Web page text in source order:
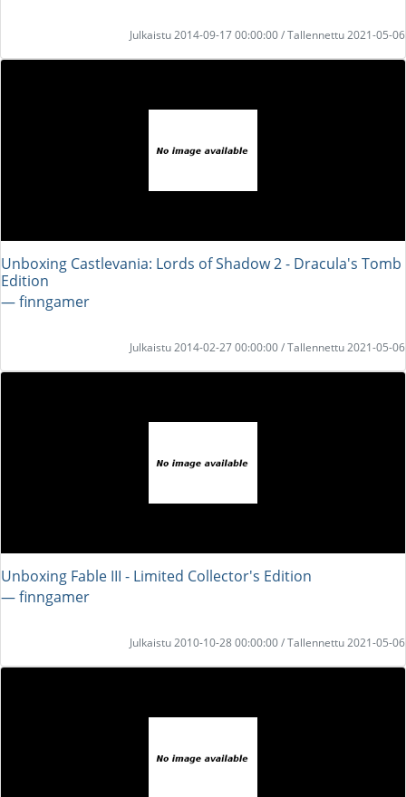
Julkaistu 2014-09-17 00:00:00 / Tallennettu 2021-05-06
Unboxing Castlevania: Lords of Shadow 2 - Dracula's Tomb
Edition
― finngamer
Julkaistu 2014-02-27 00:00:00 / Tallennettu 2021-05-06
Unboxing Fable III - Limited Collector's Edition
― finngamer
Julkaistu 2010-10-28 00:00:00 / Tallennettu 2021-05-06